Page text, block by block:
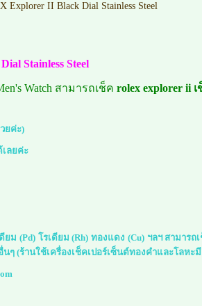
Explorer II Black Dial Stainless Steel
Stainless Steel
Watch สามารถเช็ค rolex explorer ii
ยค่ะ)
เลยค่ะ
ม (Pd) โรเดียม (Rh) ทองแดง (Cu) ฯลฯ สามารถ
(ร้านใช้เครื่องเช็คเปอร์เซ็นต์ทองคำและโลหะมี